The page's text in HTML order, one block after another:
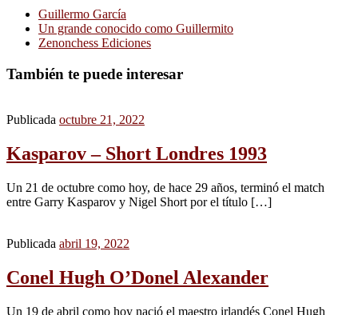
Guillermo García
Un grande conocido como Guillermito
Zenonchess Ediciones
También te puede interesar
Publicada octubre 21, 2022
Kasparov – Short Londres 1993
Un 21 de octubre como hoy, de hace 29 años, terminó el match
entre Garry Kasparov y Nigel Short por el título […]
Publicada abril 19, 2022
Conel Hugh O’Donel Alexander
Un 19 de abril como hoy nació el maestro irlandés Conel Hugh